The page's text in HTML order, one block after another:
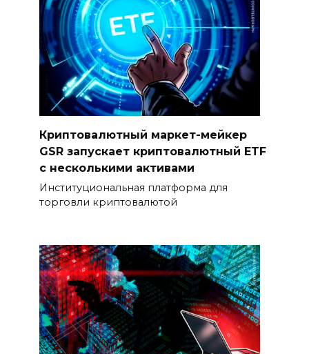
Криптовалютный маркет-мейкер
GSR запускает криптовалютный ETF
с несколькими активами
Институциональная платформа для
торговли криптовалютой